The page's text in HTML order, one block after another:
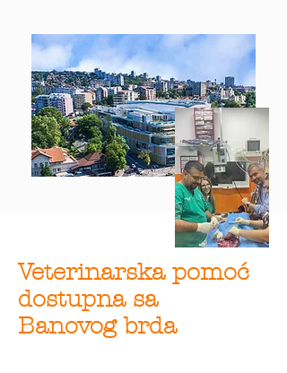
Veterinarska pomoć
dostupna sa
Banovog brda